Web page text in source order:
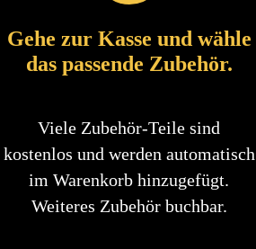
Gehe zur Kasse und wähle
das passende Zubehör.
Viele Zubehör-Teile sind
kostenlos und werden automatisch
im Warenkorb hinzugefügt.
Weiteres Zubehör buchbar.